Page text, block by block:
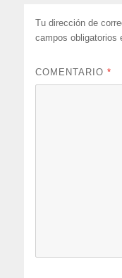
Tu dirección de
campos
COMENTARIO*